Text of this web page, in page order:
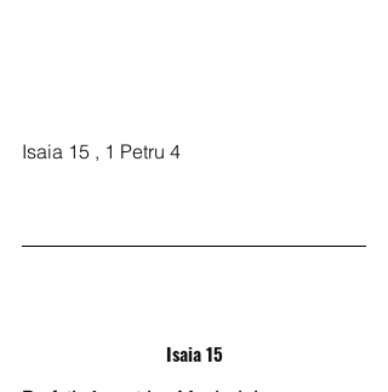
Isaia 15 , 1 Petru 4
Isaia 15